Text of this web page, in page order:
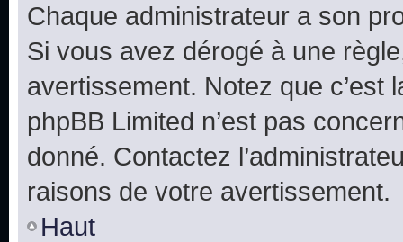
Chaque administrateur a son
Si vous avez dérogé à une
avertissement. Notez que c’est
phpBB Limited n’est pas
donné. Contactez
raisons de votre avertissement.
Haut